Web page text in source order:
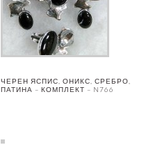
ЧЕРЕН ЯСПИС, ОНИКС, СРЕБРО,
ПАТИНА – КОМПЛЕКТ – N766